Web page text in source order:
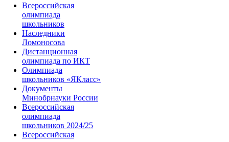
Всероссийская
олимпиада
школьников
Наследники
Ломоносова
Дистанционная
олимпиада по ИКТ
Олимпиада
школьников «ЯКласс»
Документы
Минобрнауки России
Всероссийская
олимпиада
школьников 2024/25
Всероссийская